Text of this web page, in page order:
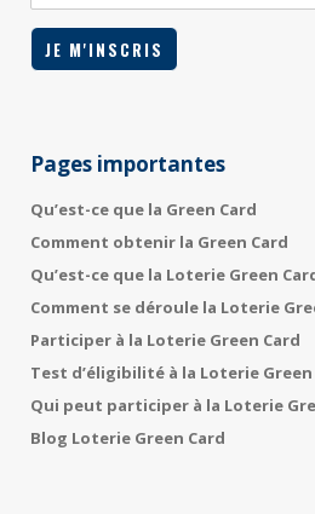
Pages importantes
Qu’est-ce que la Green Card
Comment obtenir la Green Card
Qu’est-ce que la Loterie Green
Comment se déroule la Loterie
Participer à la Loterie Green Card
Test d’éligibilité à la Loterie Green
Qui peut participer à la Loterie
Blog Loterie Green Card